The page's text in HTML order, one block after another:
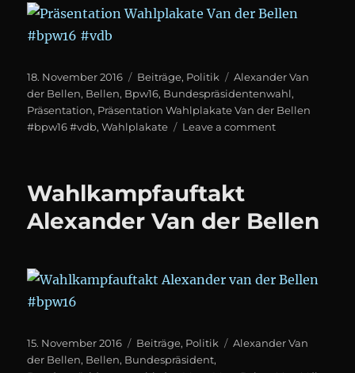
Posted
on
18. November 2016 Categories
Beiträge, Politik Tags
Alexander Van
der Bellen, Bellen, Bpw16, Bundespräsidentenwahl,
Präsentation, Präsentation Wahlplakate Van der Bellen
#bpw16 #vdb,Wahlplakate Leave a commenton
#bpw16
Wahlkampfauftakt
Alexander Van der Bellen
Posted
on
15. November 2016 Categories
Beiträge, Politik Tags
Alexander Van
der Bellen, Bellen, Bundespräsident,